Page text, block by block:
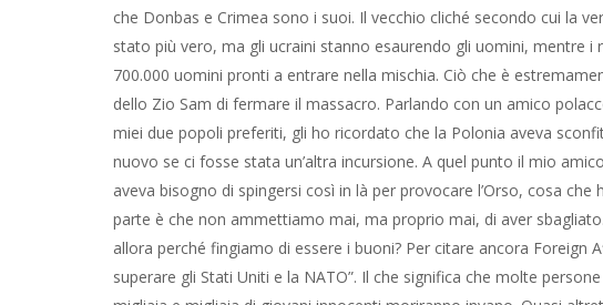
700.000 uomini pronti a entrare nella mischia. Ciò che è
dello Zio Sam di fermare il massacro. Parlando con un amico
miei due popoli preferiti, gli ho ricordato che la Polonia aveva
nuovo se ci fosse stata un’altra incursione. A quel punto il mio
aveva bisogno di spingersi così in là per provocare l’Orso, cosa
parte è che non ammettiamo mai, ma proprio mai, di aver
allora perché fingiamo di essere i buoni? Per citare ancora Foreign
superare gli Stati Uniti e la NATO”. Il che significa che molte
migliaia e migliaia di giovani innocenti moriranno invano. Quasi
prima della guerra, hanno capito fino a che punto i russi vedevano